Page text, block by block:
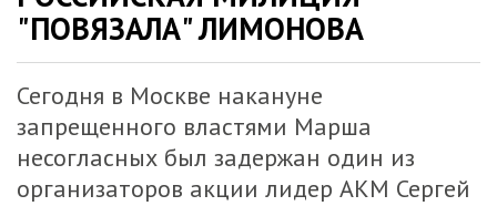
"ПОВЯЗАЛА" ЛИМОНОВА
Сегодня в Москве накануне
запрещенного властями Марша
несогласных был задержан один из
организаторов акции лидер АКМ Сергей